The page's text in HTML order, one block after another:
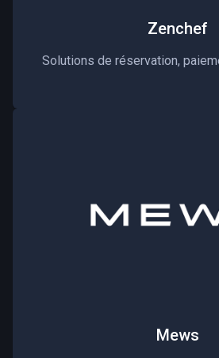
Zenchef
Solutions de réservation,
Mews